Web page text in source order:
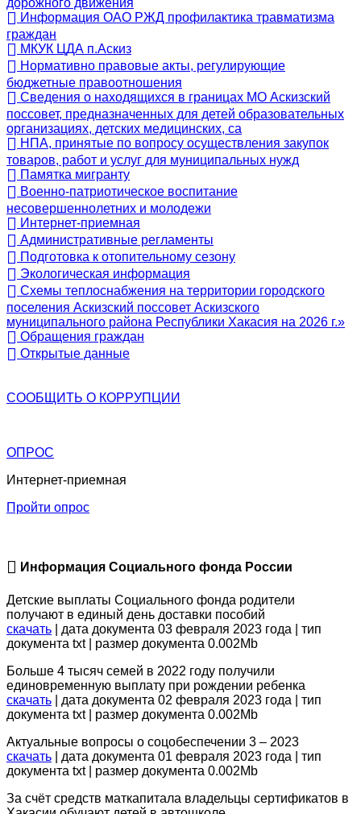
Информация ОАО РЖД профилактика травматизма
граждан
МКУК ЦДА п.Аскиз
Нормативно правовые акты, регулирующие
бюджетные правоотношения
Сведения о находящихся в границах МО Аскизский
поссовет, предназначенных для детей образовательных
организациях, детских медицинских, са
НПА, принятые по вопросу осуществления закупок
товаров, работ и услуг для муниципальных нужд
Памятка мигранту
Военно-патриотическое воспитание
несовершеннолетних и молодежи
Интернет-приемная
Административные регламенты
Подготовка к отопительному сезону
Экологическая информация
Схемы теплоснабжения на территории городского
поселения Аскизский поссовет Аскизского
муниципального района Республики Хакасия на 2026 г.»
Обращения граждан
Открытые данные
СООБЩИТЬ О КОРРУПЦИИ
ОПРОС
Интернет-приемная
Пройти опрос
Информация Социального фонда России
Детские выплаты Социального фонда родители
получают в единый день доставки пособий
скачать | дата документа 03 февраля 2023 года | тип
документа txt | размер документа 0.002Mb
Больше 4 тысяч семей в 2022 году получили
единовременную выплату при рождении ребенка
скачать | дата документа 02 февраля 2023 года | тип
документа txt | размер документа 0.002Mb
Актуальные вопросы о соцобеспечении 3 – 2023
скачать | дата документа 01 февраля 2023 года | тип
документа txt | размер документа 0.002Mb
За счёт средств маткапитала владельцы сертификатов в